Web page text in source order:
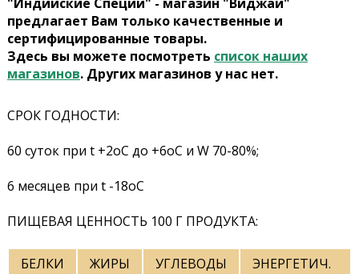
"Индийские Специи" - магазин "Виджай"
предлагает Вам только качественные и
сертифицированные товары.
Здесь вы можете посмотреть список наших
магазинов. Других магазинов у нас нет.
СРОК ГОДНОСТИ:
60 суток при t +2оС до +6оС и W 70-80%;
6 месяцев при t -18оС
ПИЩЕВАЯ ЦЕННОСТЬ 100 Г ПРОДУКТА:
БЕЛКИ ЖИРЫ УГЛЕВОДЫ
ЭНЕРГЕТИЧ.